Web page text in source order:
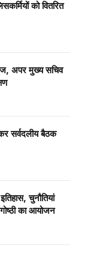
को वितरित
अपर मुख्य सचिव
सर्वदलीय बैठक
चुनौतियां
का आयोजन